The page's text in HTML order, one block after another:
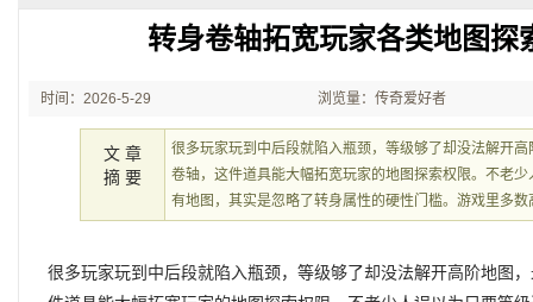
转身卷轴拓宽玩家各类地图探
时间：2026-5-29
21:41:53
浏览量：传奇爱好者
文 章
摘 要
很多玩家玩到中后段就陷入瓶颈，等级够了却没法解开
卷轴，这件道具能大幅拓宽玩家的地图探索权限。不老
有地图，其实是忽略了转身属性的硬性门槛。游戏里多数
很多玩家玩到中后段就陷入瓶颈，等级够了却没法解开高阶地图